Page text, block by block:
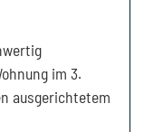
im 3.
ausgerichtetem